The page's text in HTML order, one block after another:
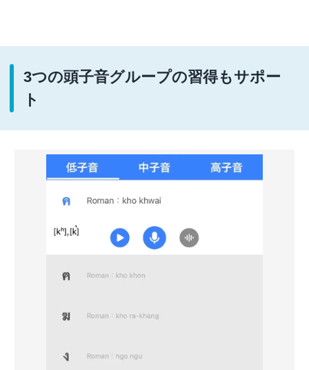
3つの頭子音グループの習得もサポー
ト